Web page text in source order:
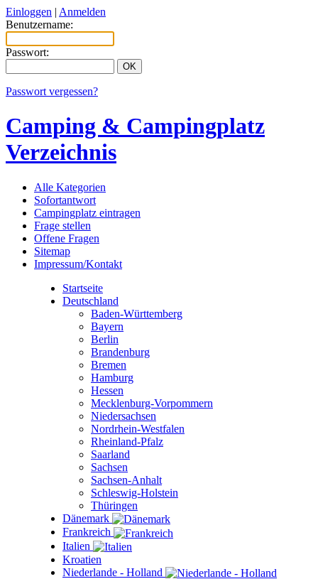
Einloggen | Anmelden
Benutzername:
Passwort:
Passwort vergessen?
Camping & Campingplatz
Verzeichnis
Alle Kategorien
Sofortantwort
Campingplatz eintragen
Frage stellen
Offene Fragen
Sitemap
Impressum/Kontakt
Startseite
Deutschland
Baden-Württemberg
Bayern
Berlin
Brandenburg
Bremen
Hamburg
Hessen
Mecklenburg-Vorpommern
Niedersachsen
Nordrhein-Westfalen
Rheinland-Pfalz
Saarland
Sachsen
Sachsen-Anhalt
Schleswig-Holstein
Thüringen
Dänemark
Frankreich
Italien
Kroatien
Niederlande - Holland